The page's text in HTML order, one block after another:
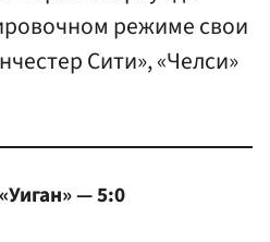
режиме свои
Сити», «Челси»
— 5:0